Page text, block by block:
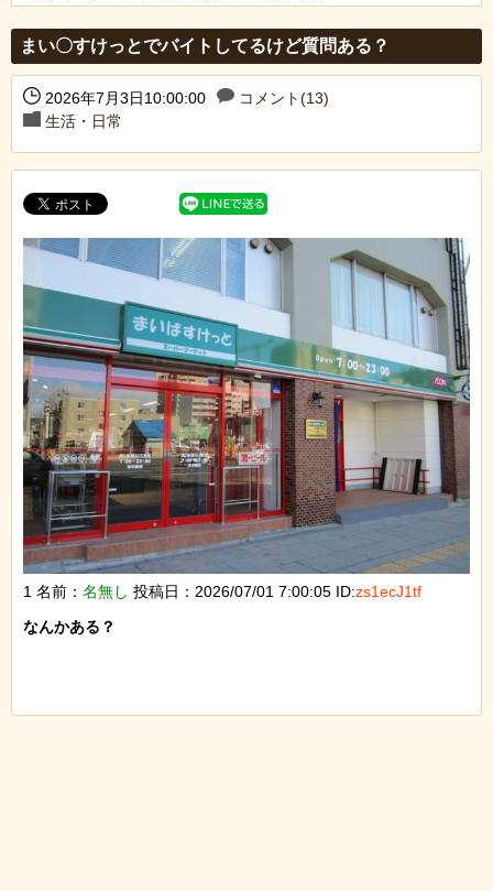
まい〇すけっとでバイトしてるけど質問ある？
2026年7月3日10:00:00
コメント(13)
生活・日常
1 名前： 名無し 投稿日：2026/07/01 7:00:05 ID:zs1ecJ1tf
なんかある？